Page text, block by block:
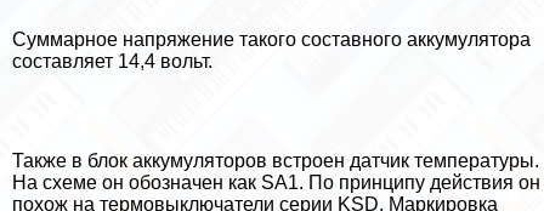
Суммарное напряжение такого составного аккумулятора
составляет 14,4 вольт.
Также в блок аккумуляторов встроен датчик температуры.
На схеме он обозначен как SA1. По принципу действия он
похож на термовыключатели серии KSD. Маркировка